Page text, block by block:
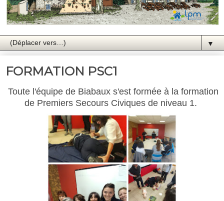
▼
FORMATION PSC1
Toute l'équipe de Biabaux s'est formée à la formation
de Premiers Secours Civiques de niveau 1.